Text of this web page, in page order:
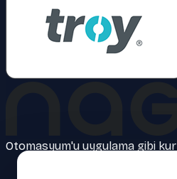
Otomasyum'u uygulama gibi kur